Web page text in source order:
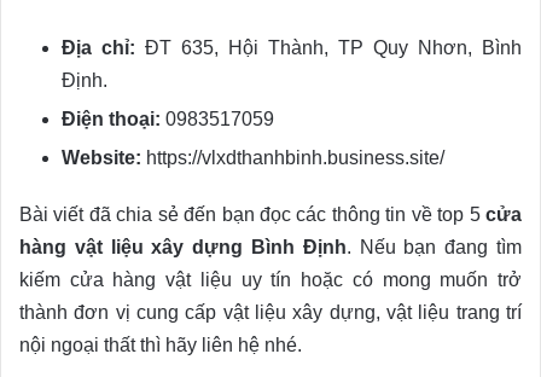
Địa chỉ: ĐT 635, Hội Thành, TP Quy Nhơn, Bình
Định.
Điện thoại: 0983517059
Website: https://vlxdthanhbinh.business.site/
Bài viết đã chia sẻ đến bạn đọc các thông tin về top 5 cửa
hàng vật liệu xây dựng Bình Định. Nếu bạn đang tìm
kiếm cửa hàng vật liệu uy tín hoặc có mong muốn trở
thành đơn vị cung cấp vật liệu xây dựng, vật liệu trang trí
nội ngoại thất thì hãy liên hệ nhé.